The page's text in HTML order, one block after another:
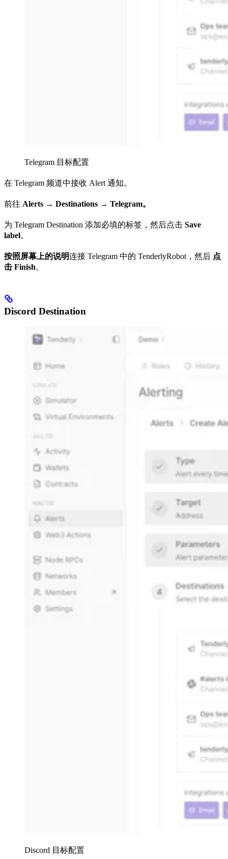
Telegram 目标配置
在 Telegram 频道中接收 Alert 通知。
前往 Alerts → Destinations → Telegram。
为 Telegram Destination 添加必填的标签，然后点击 Save
label。
按照屏幕上的说明连接 Telegram 中的 TenderlyRobot，然后 点
击 Finish。
Discord Destination
Discord 目标配置